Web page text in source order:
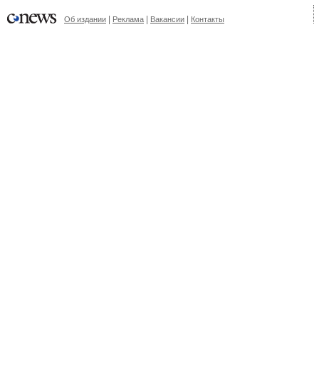
Об издании Реклама Вакансии Контакты